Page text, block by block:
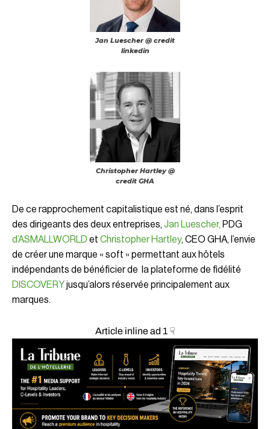
Jan Luescher @ credit
linkedin
Christopher Hartley @
credit GHA
De ce rapprochement capitalistique est né, dans l’esprit
des dirigeants des deux entreprises, Jan Luescher, PDG
d’ASMALLWORLD et Christopher Hartley, CEO GHA, l’envie
de créer une marque « soft » permettant aux hôtels
indépendants de bénéficier de la plateforme de fidélité
DISCOVERYjusqu’alors réservée principalement aux
marques.
Article inline ad 1 ☟